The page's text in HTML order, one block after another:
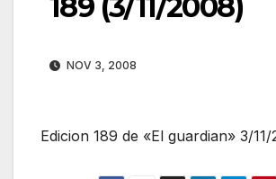
189 (3/11/2008)
NOV 3, 2008
Edicion 189 de «El guardian» 3/